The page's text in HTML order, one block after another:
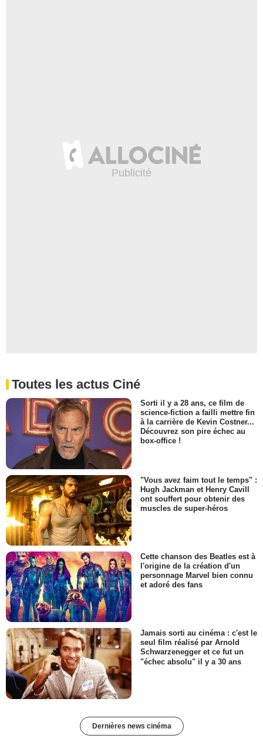
Toutes les actus Ciné
Sorti il y a 28 ans, ce film de
science-fiction a failli mettre fin
à la carrière de Kevin Costner...
Découvrez son pire échec au
box-office !
"Vous avez faim tout le temps" :
Hugh Jackman et Henry Cavill
ont souffert pour obtenir des
muscles de super-héros
Cette chanson des Beatles est à
l'origine de la création d'un
personnage Marvel bien connu
et adoré des fans
Jamais sorti au cinéma : c'est le
seul film réalisé par Arnold
Schwarzenegger et ce fut un
"échec absolu" il y a 30 ans
Dernières news cinéma